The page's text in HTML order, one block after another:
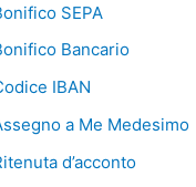
SEPA
Bancario
IBAN
a Me Medesimo
d’acconto